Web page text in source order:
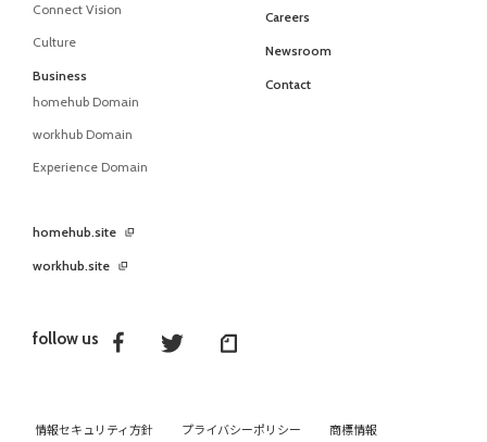
follow us
Connect Vision
Culture
Business
homehub Domain
workhub Domain
Experience Domain
Careers
Newsroom
Contact
homehub.site
workhub.site
情報セキュリティ方針 プライバシーポリシー 商標情報